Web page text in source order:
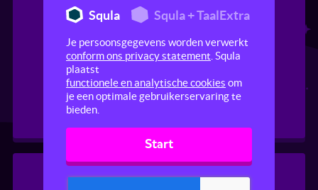
Op safari Gekke dieren
Squla
Squla + TaalExtra
Je persoonsgegevens worden verwerkt
conform ons privacy statement . Squla
plaatst
functionele en analytische cookies om
je een optimale gebruikerservaring te
bieden.
Start